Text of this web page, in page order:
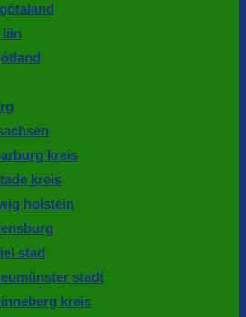
kreis
kreis
holstein
stad
stadt
kreis